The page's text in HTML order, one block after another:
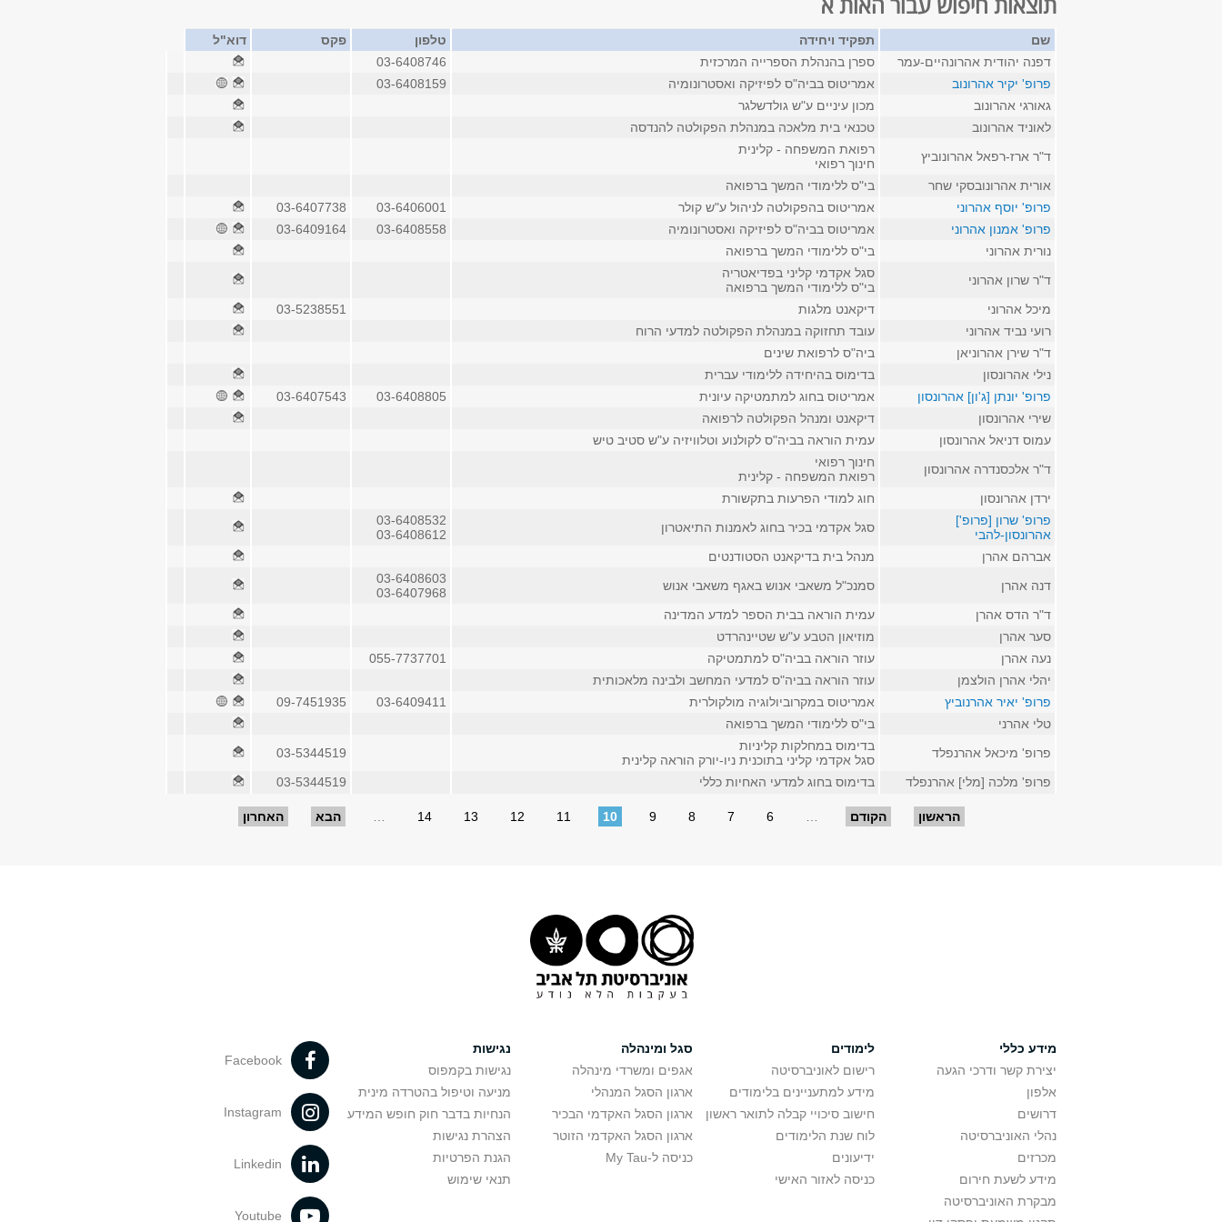
שם תפקיד ויחידה טלפון פקס
דוא"ל
דפנה יהודית אהרונהיים-עמר
ספרן בהנהלת הספרייה המרכזית
03-6408746
פרופ' יקיר אהרונוב
אמריטוס בביה"ס לפיזיקה ואסטרונומיה
03-6408159
גאורגי אהרונוב
מכון עיניים ע"ש גולדשלגר
לאוניד אהרונוב
טכנאי בית מלאכה במנהלת הפקולטה להנדסה
ד"ר ארז-רפאל אהרונוביץ
רפואת המשפחה - קלינית
חינוך רפואי
אורית אהרונובסקי שחר
בי"ס ללימודי המשך ברפואה
פרופ' יוסף אהרוני
אמריטוס בהפקולטה לניהול ע"ש קולר 03-6406001
03-6407738
פרופ' אמנון אהרוני
אמריטוס בביה"ס לפיזיקה ואסטרונומיה 03-6408558
03-6409164
נורית אהרוני
בי"ס ללימודי המשך ברפואה
ד"ר שרון אהרוני
סגל אקדמי קליני בפדיאטריה
בי"ס ללימודי המשך ברפואה
מיכל אהרוני
דיקאנט מלגות
03-5238551
רועי נביד אהרוני
עובד תחזוקה במנהלת הפקולטה למדעי הרוח
ד"ר שירן אהרוניאן
ביה"ס לרפואת שינים
נילי אהרונסון
בדימוס בהיחידה ללימודי עברית
פרופ' יונתן [ג'ון] אהרונסון
אמריטוס בחוג למתמטיקה עיונית 03-6408805
03-6407543
שירי אהרונסון
דיקאנט ומנהל הפקולטה לרפואה
עמוס דניאל אהרונסון
עמית הוראה בביה"ס לקולנוע וטלוויזיה ע"ש סטיב טיש
ד"ר אלכסנדרה אהרונסון
חינוך רפואי
רפואת המשפחה - קלינית
ירדן אהרונסון
חוג למודי הפרעות בתקשורת
פרופ' שרון [פרופ']
אהרונסון-להבי
סגל אקדמי בכיר בחוג לאמנות התיאטרון
03-6408532
03-6408612
אברהם אהרן
מנהל בית בדיקאנט הסטודנטים
דנה אהרן
סמנכ"ל משאבי אנוש באגף משאבי אנוש
03-6408603
03-6407968
ד"ר הדס אהרן
עמית הוראה בבית הספר למדע המדינה
סער אהרן
מוזיאון הטבע ע"ש שטיינהרדט
נעה אהרן
עוזר הוראה בביה"ס למתמטיקה
055-7737701
יהלי אהרן הולצמן
עוזר הוראה בביה"ס למדעי המחשב ולבינה מלאכותית
פרופ' יאיר אהרנוביץ
אמריטוס במקרוביולוגיה מולקולרית 03-6409411
09-7451935
טלי אהרני
בי"ס ללימודי המשך ברפואה
פרופ' מיכאל אהרנפלד
בדימוס במחלקות קליניות
סגל אקדמי קליני בתוכנית ניו-יורק הוראה קלינית
03-5344519
פרופ' מלכה [מלי] אהרנפלד
בדימוס בחוג למדעי האחיות כללי 03-5344519
הראשון הקודם 6
7
8
9
10
11
12
13
14 הבא האחרון
מידע כללי
יצירת קשר ודרכי הגעה
אלפון
דרושים
נהלי האוניברסיטה
מכרזים
מידע לשעת חירום
מבקרת האוניברסיטה
לימודים
רישום לאוניברסיטה
מידע למתעניינים בלימודים
חישוב סיכויי קבלה לתואר ראשון
לוח שנת הלימודים
ידיעונים
כניסה לאזור האישי
סגל ומינהלה
אגפים ומשרדי מינהלה
ארגון הסגל המנהלי
ארגון הסגל האקדמי הבכיר
ארגון הסגל האקדמי הזוטר
כניסה ל-My Tau
נגישות
נגישות בקמפוס
מניעה וטיפול בהטרדה מינית
הנחיות בדבר חוק חופש המידע
הצהרת נגישות
הגנת הפרטיות
תנאי שימוש
Facebook
Instagram
Linkedin
Youtube